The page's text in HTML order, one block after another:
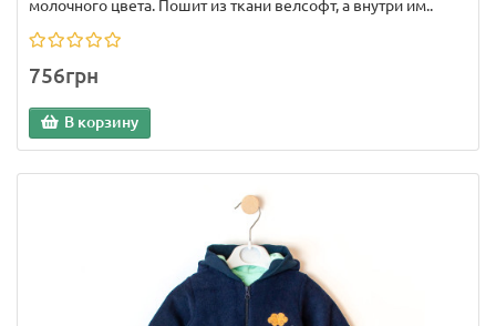
молочного цвета. Пошит из ткани велсофт, а внутри им..
756грн
В корзину